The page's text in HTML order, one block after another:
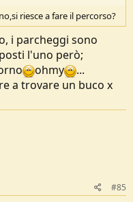
riesce a fare il percorso?
i parcheggi sono
l'uno però;
ohmy
...
a trovare un buco x
#85